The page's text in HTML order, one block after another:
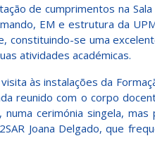
de cumprimentos na
EM e estrutura da
constituindo-se uma
atividades académicas.
às instalações da
reunido com o corpo
cerimónia singela,
Joana Delgado, que